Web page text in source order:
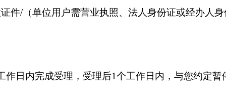
件/（单位用户需营业执照、法人身份证或经办人
作日内完成受理，受理后1个工作日内，与您约定